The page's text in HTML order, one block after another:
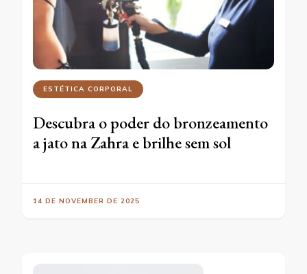
ESTÉTICA CORPORAL
Descubra o poder do bronzeamento
a jato na Zahra e brilhe sem sol
14 DE NOVEMBER DE 2025